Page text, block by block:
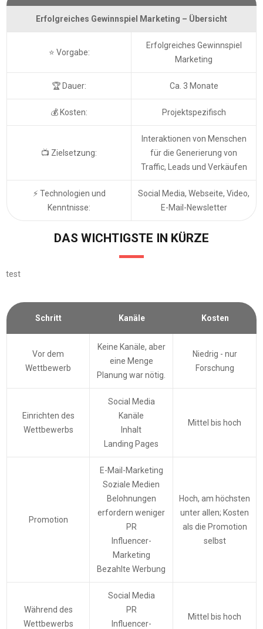
Erfolgreiches Gewinnspiel Marketing – Übersicht
⭐ Vorgabe:
Erfolgreiches Gewinnspiel
Marketing
🏆 Dauer: Ca. 3 Monate
💰 Kosten: Projektspezifisch
📺 Zielsetzung:
Interaktionen von Menschen
für die Generierung von
Traffic, Leads und Verkäufen
⚡ Technologien und
Kenntnisse:
Social Media, Webseite, Video,
E-Mail-Newsletter
DAS WICHTIGSTE IN KÜRZE
test
Schritt Kanäle Kosten
Vor dem
Wettbewerb
Keine Kanäle, aber
eine Menge
Planung war nötig.
Niedrig - nur
Forschung
Einrichten des
Wettbewerbs
Social Media
Kanäle
Inhalt
Landing Pages
Mittel bis hoch
Promotion
E-Mail-Marketing
Soziale Medien
Belohnungen
erfordern weniger
PR
Influencer-
Marketing
Bezahlte Werbung
Hoch, am höchsten
unter allen; Kosten
als die Promotion
selbst
Während des
Wettbewerbs
Social Media
PR
Influencer-
Mittel bis hoch